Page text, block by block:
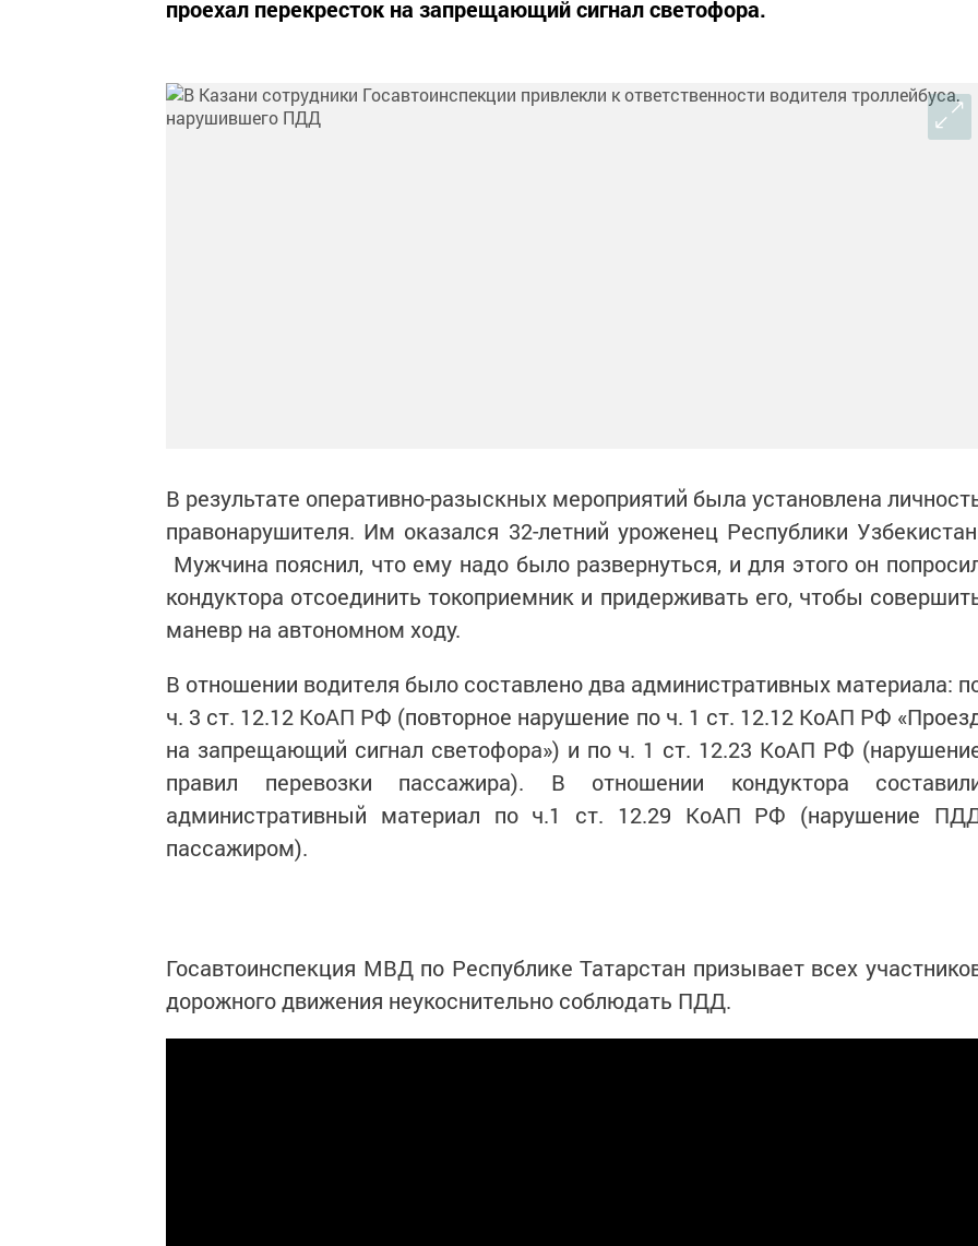
проехал перекресток на запрещающий сигнал светофора.
В результате оперативно-разыскных мероприятий была установлена
правонарушителя. Им оказался 32-летний уроженец Республики
Мужчина пояснил, что ему надо было развернуться, и для этого он
кондуктора отсоединить токоприемник и придерживать его, чтобы
маневр на автономном ходу.
В отношении водителя было составлено два административных материала:
ч. 3 ст. 12.12 КоАП РФ (повторное нарушение по ч. 1 ст. 12.12 КоАП РФ
на запрещающий сигнал светофора») и по ч. 1 ст. 12.23 КоАП РФ
правил перевозки пассажира). В отношении кондуктора
административный материал по ч.1 ст. 12.29 КоАП РФ (нарушение
пассажиром).
Госавтоинспекция МВД по Республике Татарстан призывает всех
дорожного движения неукоснительно соблюдать ПДД.